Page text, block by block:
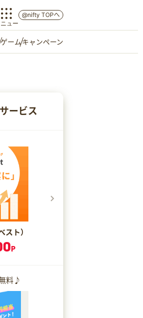
ニュー
@nifty TOPへ
ゲームキャンペーン
ービス
ト）
P
料♪